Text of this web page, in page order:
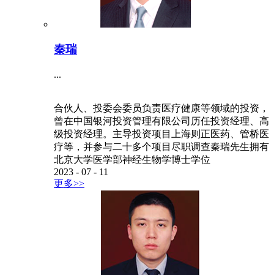
秦瑞
...
合伙人、投委会委员负责医疗健康等领域的投资，
曾在中国银河投资管理有限公司历任投资经理、高
级投资经理。主导投资项目上海则正医药、管桥医
疗等，并参与二十多个项目尽职调查秦瑞先生拥有
北京大学医学部神经生物学博士学位
2023 - 07 - 11
更多>>